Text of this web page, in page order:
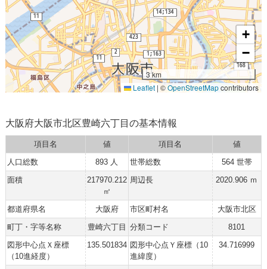
+
−
3 km
Leaflet | ©OpenStreetMapcontributors
大阪府大阪市北区豊崎六丁目の基本情報
項目名 値 項目名
値
人口総数
893 人 世帯総数
564 世帯
面積
217970.212
㎡
周辺長 2020.906 ｍ
都道府県名 大阪府 市区町村名
大阪市北区
町丁・字等名称
豊崎六丁目 分類コード
8101
図形中心点Ｘ座標
（10進経度）
135.501834 図形中心点Ｙ座標（10
進緯度）
34.716999